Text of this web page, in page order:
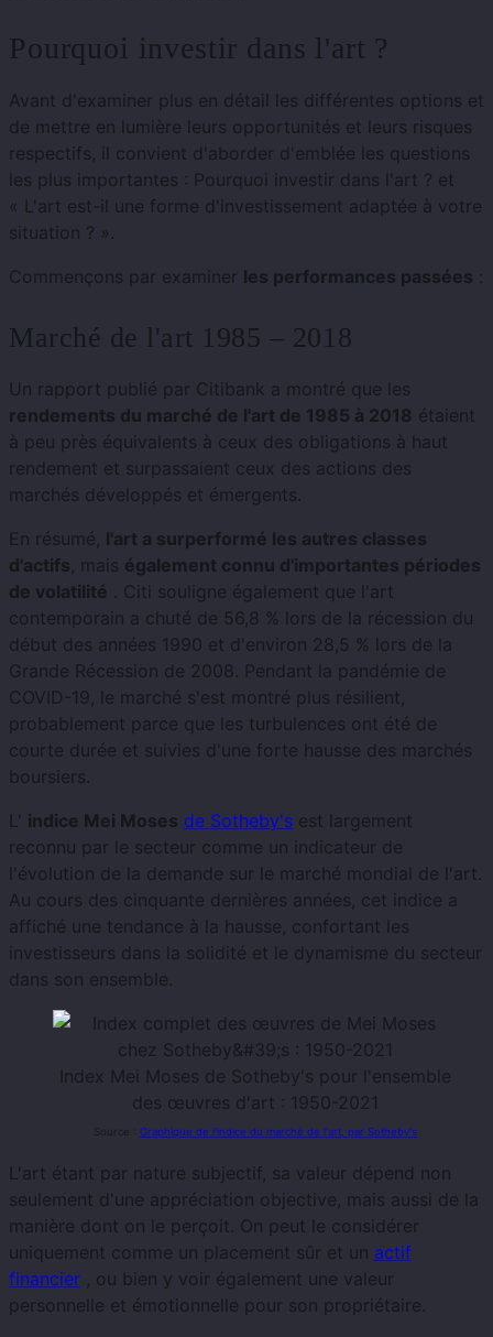
Pourquoi investir dans l'art ?
Avant d'examiner plus en détail les différentes options et
de mettre en lumière leurs opportunités et leurs risques
respectifs, il convient d'aborder d'emblée les questions
les plus importantes : Pourquoi investir dans l'art ? et
« L'art est-il une forme d'investissement adaptée à votre
situation ? ».
Commençons par examiner les performances passées :
Marché de l'art 1985 – 2018
Un rapport publié par Citibank a montré que les
rendements du marché de l'art de 1985 à 2018 étaient
à peu près équivalents à ceux des obligations à haut
rendement et surpassaient ceux des actions des
marchés développés et émergents.
En résumé, l'art a surperformé les autres classes
d'actifs, mais également connu d'importantes périodes
de volatilité . Citi souligne également que l'art
contemporain a chuté de 56,8 % lors de la récession du
début des années 1990 et d'environ 28,5 % lors de la
Grande Récession de 2008. Pendant la pandémie de
COVID-19, le marché s'est montré plus résilient,
probablement parce que les turbulences ont été de
courte durée et suivies d'une forte hausse des marchés
boursiers.
L' indice Mei Moses de Sotheby's est largement
reconnu par le secteur comme un indicateur de
l'évolution de la demande sur le marché mondial de l'art.
Au cours des cinquante dernières années, cet indice a
affiché une tendance à la hausse, confortant les
investisseurs dans la solidité et le dynamisme du secteur
dans son ensemble.
Index Mei Moses de Sotheby's pour l'ensemble
des œuvres d'art : 1950-2021
Source : Graphique de l'indice du marché de l'art, par Sotheby's
L'art étant par nature subjectif, sa valeur dépend non
seulement d'une appréciation objective, mais aussi de la
manière dont on le perçoit. On peut le considérer
uniquement comme un placement sûr et un actif
financier , ou bien y voir également une valeur
personnelle et émotionnelle pour son propriétaire.